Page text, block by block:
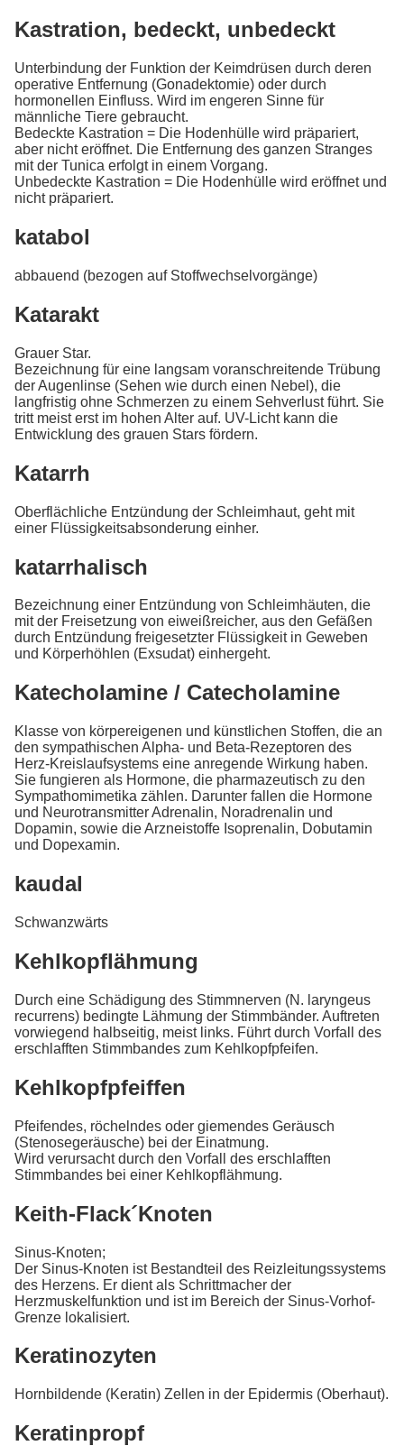
Kastration, bedeckt, unbedeckt
Unterbindung der Funktion der Keimdrüsen durch deren
operative Entfernung (Gonadektomie) oder durch
hormonellen Einfluss. Wird im engeren Sinne für
männliche Tiere gebraucht.
Bedeckte Kastration = Die Hodenhülle wird präpariert,
aber nicht eröffnet. Die Entfernung des ganzen Stranges
mit der Tunica erfolgt in einem Vorgang.
Unbedeckte Kastration = Die Hodenhülle wird eröffnet und
nicht präpariert.
katabol
abbauend (bezogen auf Stoffwechselvorgänge)
Katarakt
Grauer Star.
Bezeichnung für eine langsam voranschreitende Trübung
der Augenlinse (Sehen wie durch einen Nebel), die
langfristig ohne Schmerzen zu einem Sehverlust führt. Sie
tritt meist erst im hohen Alter auf. UV-Licht kann die
Entwicklung des grauen Stars fördern.
Katarrh
Oberflächliche Entzündung der Schleimhaut, geht mit
einer Flüssigkeitsabsonderung einher.
katarrhalisch
Bezeichnung einer Entzündung von Schleimhäuten, die
mit der Freisetzung von eiweißreicher, aus den Gefäßen
durch Entzündung freigesetzter Flüssigkeit in Geweben
und Körperhöhlen (Exsudat) einhergeht.
Katecholamine / Catecholamine
Klasse von körpereigenen und künstlichen Stoffen, die an
den sympathischen Alpha- und Beta-Rezeptoren des
Herz-Kreislaufsystems eine anregende Wirkung haben.
Sie fungieren als Hormone, die pharmazeutisch zu den
Sympathomimetika zählen. Darunter fallen die Hormone
und Neurotransmitter Adrenalin, Noradrenalin und
Dopamin, sowie die Arzneistoffe Isoprenalin, Dobutamin
und Dopexamin.
kaudal
Schwanzwärts
Kehlkopflähmung
Durch eine Schädigung des Stimmnerven (N. laryngeus
recurrens) bedingte Lähmung der Stimmbänder. Auftreten
vorwiegend halbseitig, meist links. Führt durch Vorfall des
erschlafften Stimmbandes zum Kehlkopfpfeifen.
Kehlkopfpfeiffen
Pfeifendes, röchelndes oder giemendes Geräusch
(Stenosegeräusche) bei der Einatmung.
Wird verursacht durch den Vorfall des erschlafften
Stimmbandes bei einer Kehlkopflähmung.
Keith-Flack´Knoten
Sinus-Knoten;
Der Sinus-Knoten ist Bestandteil des Reizleitungssystems
des Herzens. Er dient als Schrittmacher der
Herzmuskelfunktion und ist im Bereich der Sinus-Vorhof-
Grenze lokalisiert.
Keratinozyten
Hornbildende (Keratin) Zellen in der Epidermis (Oberhaut).
Keratinpropf